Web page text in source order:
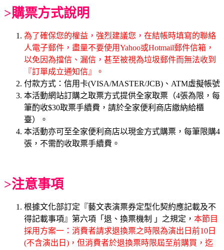
>購票方式說明
為了確保您的權益，強烈建議您，在結帳時填寫的聯絡
人電子郵件，盡量不要使用Yahoo或Hotmail郵件信箱，
以免因為擋信、漏信，甚至被視為垃圾郵件而無法收到
『訂單成立通知信』。
付款方式：信用卡(VISA/MASTER/JCB)、ATM虛擬帳號
本活動網站訂購之取票方式提供全家取票（4張為限，每
筆酌收$30取票手續費，請於全家便利商店繳納給櫃
臺）。
本活動亦可至全家便利商店以現金方式購票，每筆限購4
張，不需酌收取票手續費。
>注意事項
根據文化部訂定『藝文表演票券定型化契約應記載及不
得記載事項』第六項「退、換票機制 」之規定， 本節目
採用方案一：消費者請求退換票之時限為演出日前10日
(不含演出日)，但消費者於退換票時限屆至前購買，迄